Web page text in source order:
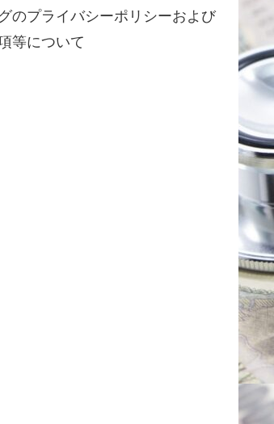
のプライバシーポリシーおよび
等について